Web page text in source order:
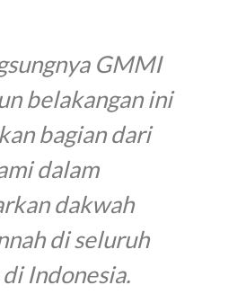
GMMI
belakangan ini
bagian dari
dalam
dakwah
di seluruh
Indonesia.